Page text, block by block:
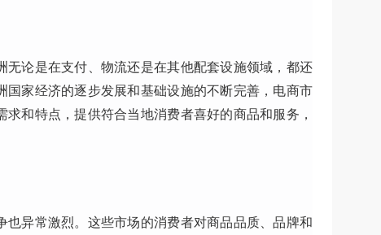
论是在支付、物流还是在其他配套设施领域，都还
家经济的逐步发展和基础设施的不断完善，电商市
和特点，提供符合当地消费者喜好的商品和服务，
异常激烈。这些市场的消费者对商品品质、品牌和